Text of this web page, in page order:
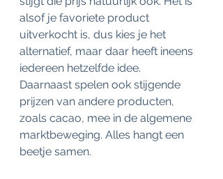
alsof je favoriete product
uitverkocht is, dus kies je het
alternatief, maar daar heeft ineens
iedereen hetzelfde idee.
Daarnaast spelen ook stijgende
prijzen van andere producten,
zoals cacao, mee in de algemene
marktbeweging. Alles hangt een
beetje samen.